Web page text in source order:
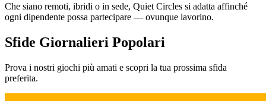
Che siano remoti, ibridi o in sede, Quiet Circles si adatta affinché
ogni dipendente possa partecipare — ovunque lavorino.
Sfide Giornalieri Popolari
Prova i nostri giochi più amati e scopri la tua prossima sfida
preferita.